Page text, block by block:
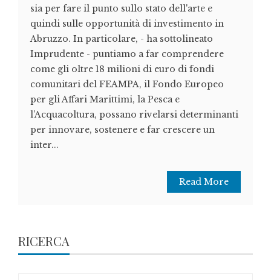
sia per fare il punto sullo stato dell'arte e
quindi sulle opportunità di investimento in
Abruzzo. In particolare, - ha sottolineato
Imprudente - puntiamo a far comprendere
come gli oltre 18 milioni di euro di fondi
comunitari del FEAMPA, il Fondo Europeo
per gli Affari Marittimi, la Pesca e
l’Acquacoltura, possano rivelarsi determinanti
per innovare, sostenere e far crescere un
inter...
Read More
RICERCA